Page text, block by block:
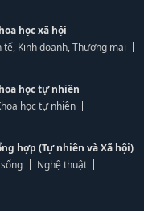
học xã hội
tế, Kinh doanh, Thương mại
học tự nhiên
học tự nhiên
hợp (Tự nhiên và Xã hội)
Nghệ thuật